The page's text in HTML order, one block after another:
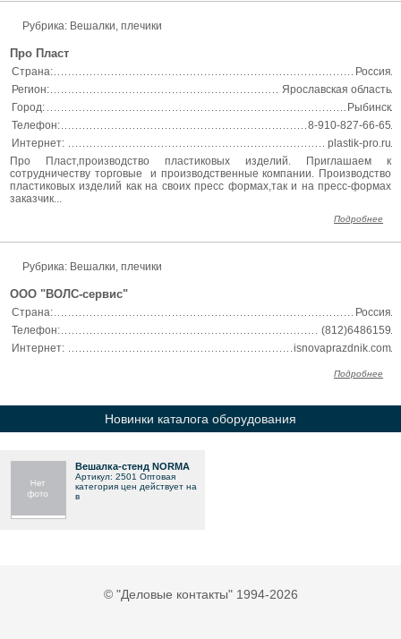
Рубрика: Вешалки, плечики
Про Пласт
Страна:
Россия
Регион:
Ярославская область
Город:
Рыбинск
Телефон:
8-910-827-66-65
Интернет:
plastik-pro.ru
Про Пласт,производство пластиковых изделий. Приглашаем к
сотрудничеству торговые и производственные компании. Производство
пластиковых изделий как на своих пресс формах,так и на пресс-формах
заказчик...
Подробнее
Рубрика: Вешалки, плечики
ООО "ВОЛС-сервис"
Страна:
Россия
Телефон:
(812)6486159
Интернет:
isnovaprazdnik.com
Подробнее
Новинки каталога оборудования
Вешалка-стенд NORMA
Артикул: 2501 Оптовая
категория цен действует на
в
© "Деловые контакты" 1994-2026